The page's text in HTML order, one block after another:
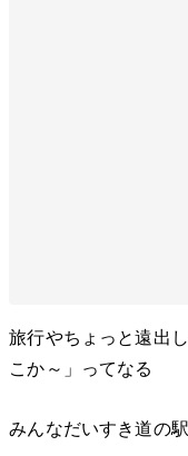
旅行やちょっと遠出
こか～」ってなる
みんなだいすき道の駅